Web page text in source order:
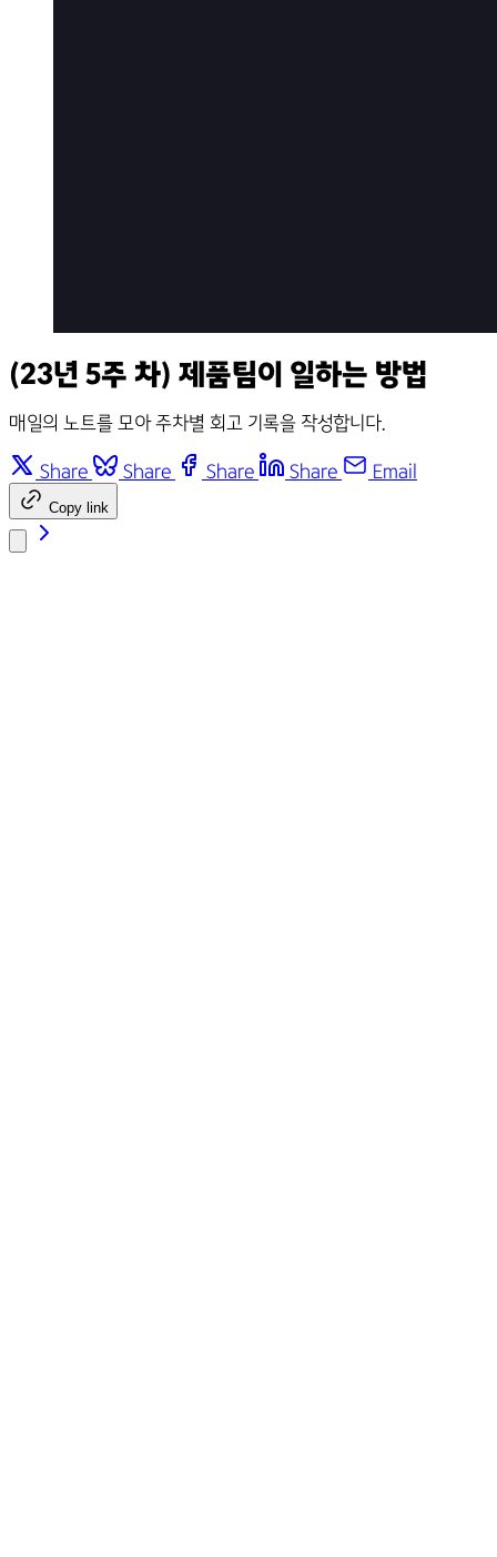
(23년 5주 차) 제품팀이 일하는 방법
매일의 노트를 모아 주차별 회고 기록을 작성합니다.
Share Share Share Share Email
Copy link